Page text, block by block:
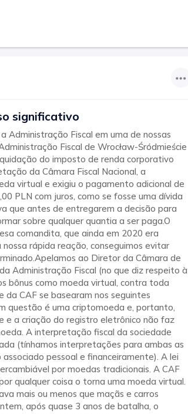
significativo
Administração Fiscal em uma de nossas
Fiscal de Wrocław-Śródmieście
do imposto de renda corporativo
da Câmara Fiscal Nacional, a
virtual e exigiu o pagamento adicional de
PLN com juros, como se fosse uma dívida
que antes de entregarem a decisão para
sobre qualquer quantia a ser paga.O
comandita, que ainda em 2020 era
rápida reação, conseguimos evitar
ao Diretor da Câmara de
Administração Fiscal (no que diz respeito à
bônus como moeda virtual, contra toda
da CAF se basearam nos seguintes
questão é uma criptomoeda e, portanto,
e a criação do registro eletrônico não faz
A interpretação fiscal da sociedade
(tínhamos interpretações para ambas as
pessoal e financeiramente). A lei
por moedas tradicionais. A CAF
qualquer coisa o torna uma moeda virtual.
mais ou menos que maçãs e carros
após quase 3 anos de batalha, o